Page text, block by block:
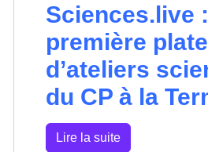
Sciences.live
première
d’ateliers
du CP à la
Lire la suite